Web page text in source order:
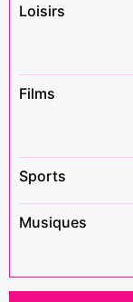
Loisirs
Films
Sports
Musiques